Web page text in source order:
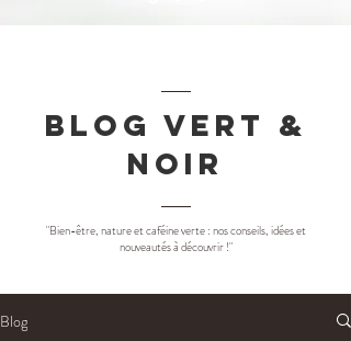
Blog Vert &
Noir
"Bien-être, nature et caféine verte : nos conseils, idées et
nouveautés à découvrir !"
Blog